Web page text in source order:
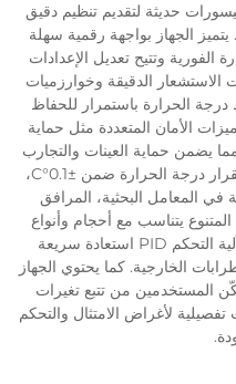
حديثة لتقديم تنظيم دقيق
الجهاز بواجهة رقمية سهلة
وتتيح تعديل الإعدادات
الدقيقة وخوارزميات
الحرارة باستمرار للحفاظ
الأمان المتعددة مثل حماية
يضمن حماية العينات والتجارب
الثمينة. يمكن للجهاز الحفاظ على استقرار درجة الحرارة ضمن ±0.1°C،
في المعامل البحثية، المرافق
يتناسب مع أحجام وأنواع
مختلفة من الحضانات، بينما يضمن آلية التحكم PID استعادة سريعة
الخارجية. كما يحتوي الجهاز
المستخدمين من تتبع تغيرات
لأغراض الامتثال والتحكم